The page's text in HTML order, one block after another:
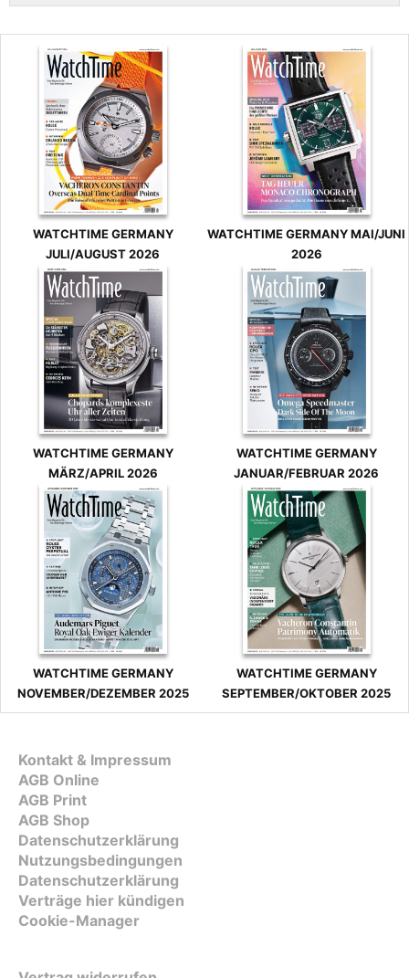
WATCHTIME GERMANY
JULI/AUGUST 2026
WATCHTIME GERMANY MAI/JUNI
2026
WATCHTIME GERMANY
MÄRZ/APRIL 2026
WATCHTIME GERMANY
JANUAR/FEBRUAR 2026
WATCHTIME GERMANY
NOVEMBER/DEZEMBER 2025
WATCHTIME GERMANY
SEPTEMBER/OKTOBER 2025
Kontakt & Impressum
AGB Online
AGB Print
AGB Shop
Datenschutzerklärung
Nutzungsbedingungen
Datenschutzerklärung
Verträge hier kündigen
Cookie-Manager